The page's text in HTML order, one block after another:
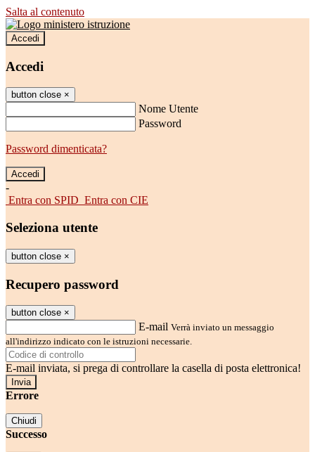
Salta al contenuto
Accedi
Accedi
button close ×
Nome Utente
Password
Password dimenticata?
-
Entra con SPID Entra con CIE
Seleziona utente
button close ×
Recupero password
button close ×
E-mail Verrà inviato un messaggio
all'indirizzo indicato con le istruzioni necessarie.
E-mail inviata, si prega di controllare la casella di posta elettronica!
Errore
Chiudi
Successo